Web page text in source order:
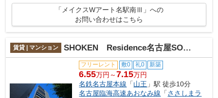
「メイクスWアート名駅南Ⅲ」への
お問い合わせはこちら
賃貸 | マンション SHOKEN Residence名古屋SOUTH
フリーレント 敷0 礼0 新築
6.55万円～7.15万円
名鉄名古屋本線 「山王 」駅 徒歩10分
名古屋臨海高速あおなみ線 「ささしまラ